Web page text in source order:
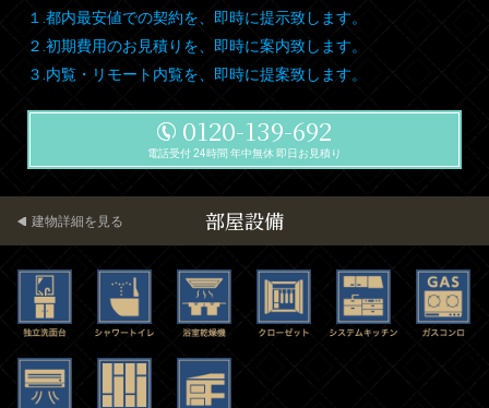
１.都内最安値での契約を、即時に提示致します。
２.初期費用のお見積りを、即時に案内致します。
３.内覧・リモート内覧を、即時に提案致します。
0120-139-692
電話受付 24時間 年中無休 即日お見積り
部屋設備
建物詳細を見る